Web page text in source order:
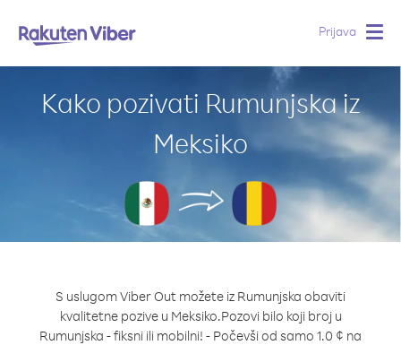
Prijava
Kako pozivati Rumunjska iz
Meksiko
S uslugom Viber Out možete iz Rumunjska obaviti
kvalitetne pozive u Meksiko.Pozovi bilo koji broj u
Rumunjska - fiksni ili mobilni! - Počevši od samo 1.0 ¢ na